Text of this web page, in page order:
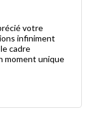
votre
infiniment
cadre
moment unique